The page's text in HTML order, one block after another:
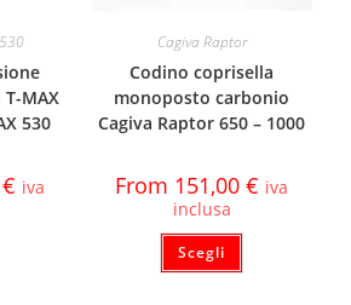
MAX
530
€ iva
Cagiva Raptor
Codino coprisella
monoposto carbonio
Cagiva Raptor 650 – 1000
From 151,00€ iva
inclusa
Scegli